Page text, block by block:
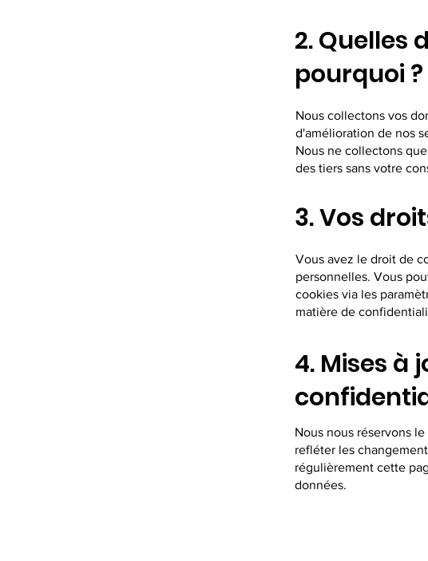
2. Quelles
pourquoi ?
Nous collectons vos
d'amélioration de nos
Nous ne collectons
des tiers sans votre
3. Vos
Vous avez le droit de
personnelles. Vous
cookies via les
matière de
4. Mises à
Nous nous réservons
refléter les
régulièrement cette
données.